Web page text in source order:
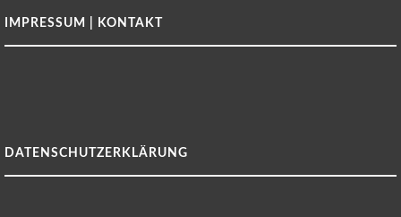
IMPRESSUM | KONTAKT
DATENSCHUTZERKLÄRUNG